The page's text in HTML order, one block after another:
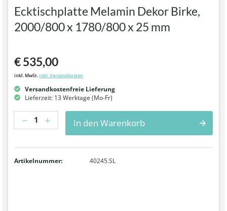
Ecktischplatte Melamin Dekor Birke,
2000/800 x 1780/800 x 25 mm
€ 535,00
inkl. MwSt.inkl. Versandkosten
Versandkostenfreie Lieferung
Lieferzeit: 13 Werktage (Mo-Fr)
Anzahl
In den Warenkorb
Artikelnummer: 40245.SL